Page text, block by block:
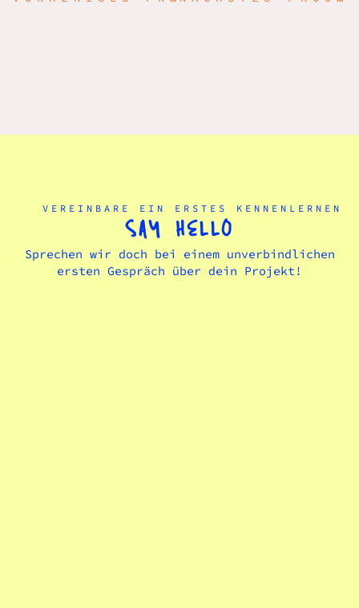
VEREINBARE EIN ERSTES KENNENLERNEN
SAY HELLO
Sprechen wir doch bei einem unverbindlichen
ersten Gespräch über dein Projekt!